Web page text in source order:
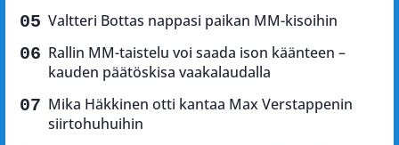
Valtteri Bottas nappasi paikan MM-kisoihin
Rallin MM-taistelu voi saada ison käänteen –
kauden päätöskisa vaakalaudalla
Mika Häkkinen otti kantaa Max Verstappenin
siirtohuhuihin